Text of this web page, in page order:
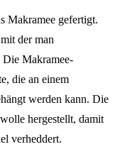
Makramee gefertigt.
der man
Die Makramee-
die an einem
werden kann. Die
hergestellt, damit
verheddert.